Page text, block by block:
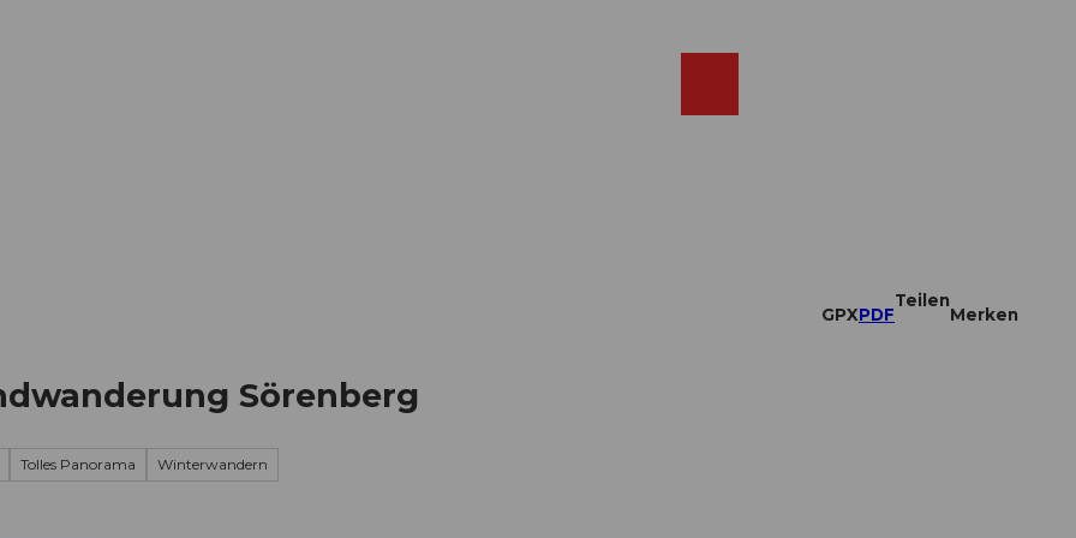
GPXPDF
Teilen
Merken
Sörenberg
Tolles Panorama Winterwandern